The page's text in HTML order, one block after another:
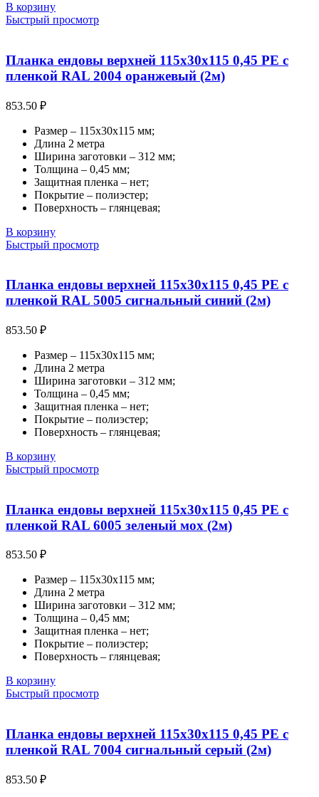
В корзину
Быстрый просмотр
Планка ендовы верхней 115х30х115 0,45 PE с
пленкой RAL 2004 оранжевый (2м)
853.50 ₽
Размер – 115х30х115 мм;
Длина 2 метра
Ширина заготовки – 312 мм;
Толщина – 0,45 мм;
Защитная пленка – нет;
Покрытие – полиэстер;
Поверхность – глянцевая;
В корзину
Быстрый просмотр
Планка ендовы верхней 115х30х115 0,45 PE с
пленкой RAL 5005 сигнальный синий (2м)
853.50 ₽
Размер – 115х30х115 мм;
Длина 2 метра
Ширина заготовки – 312 мм;
Толщина – 0,45 мм;
Защитная пленка – нет;
Покрытие – полиэстер;
Поверхность – глянцевая;
В корзину
Быстрый просмотр
Планка ендовы верхней 115х30х115 0,45 PE с
пленкой RAL 6005 зеленый мох (2м)
853.50 ₽
Размер – 115х30х115 мм;
Длина 2 метра
Ширина заготовки – 312 мм;
Толщина – 0,45 мм;
Защитная пленка – нет;
Покрытие – полиэстер;
Поверхность – глянцевая;
В корзину
Быстрый просмотр
Планка ендовы верхней 115х30х115 0,45 PE с
пленкой RAL 7004 сигнальный серый (2м)
853.50 ₽